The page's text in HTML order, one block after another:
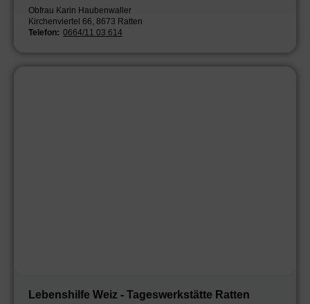
Obfrau Karin Haubenwaller
Kirchenviertel 66, 8673 Ratten
Telefon: 0664/11 03 614
Lebenshilfe Weiz - Tageswerkstätte Ratten